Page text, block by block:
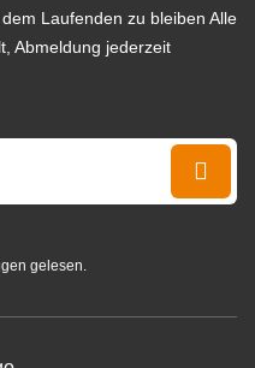
Laufenden zu bleiben Alle
Abmeldung jederzeit
gelesen.